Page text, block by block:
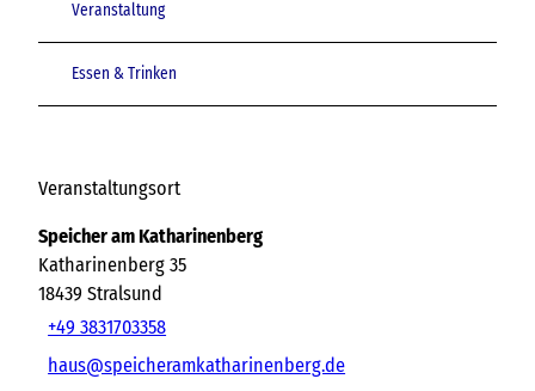
Veranstaltung
Essen & Trinken
Veranstaltungsort
Speicher am Katharinenberg
Katharinenberg 35
18439 Stralsund
+49 3831703358
haus@speicheramkatharinenberg.de